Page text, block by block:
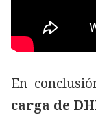
En
carga de